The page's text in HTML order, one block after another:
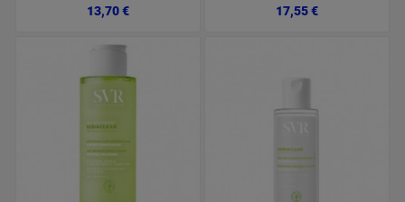
13,70 €Preço 17,55 €Preço